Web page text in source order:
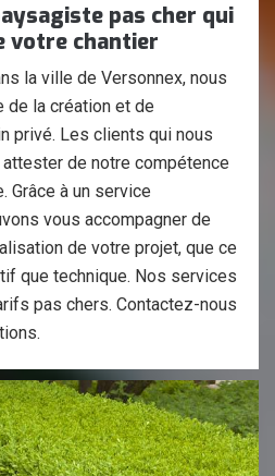
pas cher qui
votre chantier
la ville de Versonnex, nous
la création et de
privé. Les clients qui nous
de notre compétence
Grâce à un service
vous accompagner de
de votre projet, que ce
que technique. Nos services
pas chers. Contactez-nous